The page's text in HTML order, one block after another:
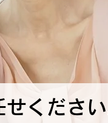
ください